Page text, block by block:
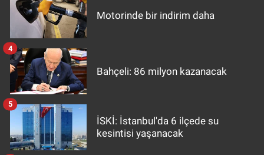
Motorinde bir indirim daha
Bahçeli: 86 milyon kazanacak
4
İSKİ: İstanbul'da 6 ilçede su
kesintisi yaşanacak
5